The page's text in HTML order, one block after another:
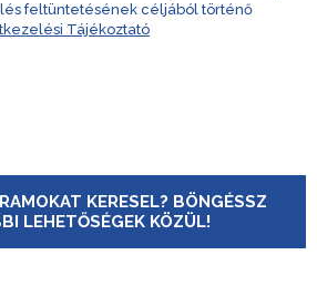
feltüntetésének céljából történő
Tájékoztató
KERESEL? BÖNGÉSSZ
LEHETŐSÉGEK KÖZÜL!